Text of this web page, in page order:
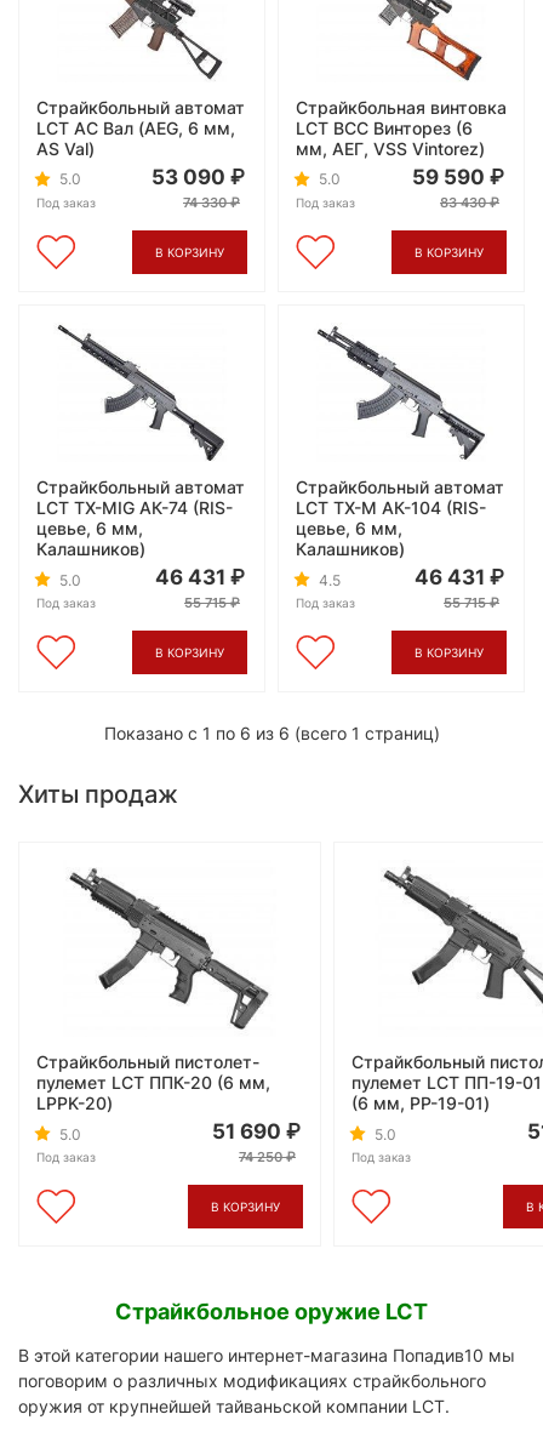
Страйкбольный автомат
LCT АС Вал (AEG, 6 мм,
AS Val)
5.0
Под заказ
53 090
74 330
В КОРЗИНУ
Страйкбольная винтовка
LCT ВСС Винторез (6
мм, АЕГ, VSS Vintorez)
5.0
Под заказ
59 590
83 430
В КОРЗИНУ
Страйкбольный автомат
LCT TX-MIG АК-74 (RIS-
цевье, 6 мм,
Калашников)
5.0
Под заказ
46 431
55 715
В КОРЗИНУ
Страйкбольный автомат
LCT TX-M АК-104 (RIS-
цевье, 6 мм,
Калашников)
4.5
Под заказ
46 431
55 715
В КОРЗИНУ
Показано с 1 по 6 из 6 (всего 1 страниц)
Хиты продаж
Страйкбольный пистолет-
пулемет LCT ППК-20 (6 мм,
LPPK-20)
5.0
Под заказ
51 690
74 250
В КОРЗИНУ
Страйкбольный
пулемет LCT ПП-19-
(6 мм, PP-19-01)
5.0
Под заказ
В
Страйкбольное оружие LCT
В этой категории нашего интернет-магазина Попадив10 мы
поговорим о различных модификациях страйкбольного
оружия от крупнейшей тайваньской компании LCT.